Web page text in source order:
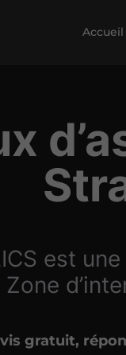
Accueil
est
Zone
gratuit,